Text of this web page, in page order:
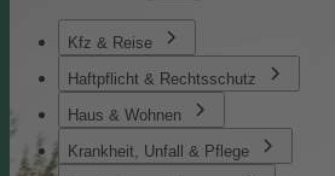
Kfz & Reise
Haftpflicht & Rechtsschutz
Haus & Wohnen
Krankheit, Unfall & Pflege